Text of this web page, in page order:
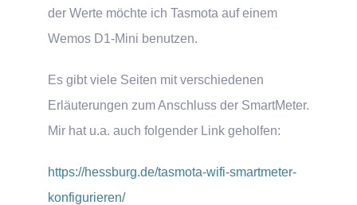
der Werte möchte ich Tasmota auf einem
Wemos D1-Mini benutzen.
Es gibt viele Seiten mit verschiedenen
Erläuterungen zum Anschluss der SmartMeter.
Mir hat u.a. auch folgender Link geholfen:
https://hessburg.de/tasmota-wifi-smartmeter-
konfigurieren/